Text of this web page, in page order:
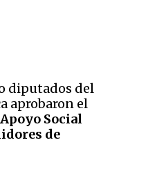
diputados del
aprobaron el
Social
de